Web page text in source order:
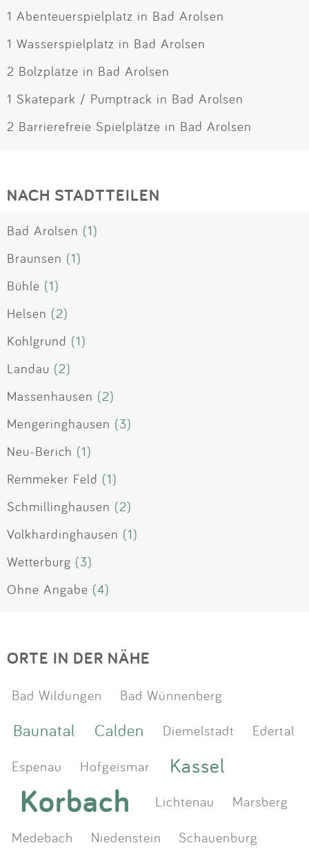
1 Abenteuerspielplatz in Bad Arolsen
1 Wasserspielplatz in Bad Arolsen
2 Bolzplätze in Bad Arolsen
1 Skatepark / Pumptrack in Bad Arolsen
2 Barrierefreie Spielplätze in Bad Arolsen
NACH STADTTEILEN
Bad Arolsen (1)
Braunsen (1)
Bühle (1)
Helsen (2)
Kohlgrund (1)
Landau (2)
Massenhausen (2)
Mengeringhausen (3)
Neu-Berich (1)
Remmeker Feld (1)
Schmillinghausen (2)
Volkhardinghausen (1)
Wetterburg (3)
Ohne Angabe (4)
ORTE IN DER NÄHE
Bad Wildungen Bad Wünnenberg
Baunatal Calden Diemelstadt
Edertal
Espenau
Hofgeismar Kassel
Korbach Lichtenau
Marsberg
Medebach
Niedenstein
Schauenburg